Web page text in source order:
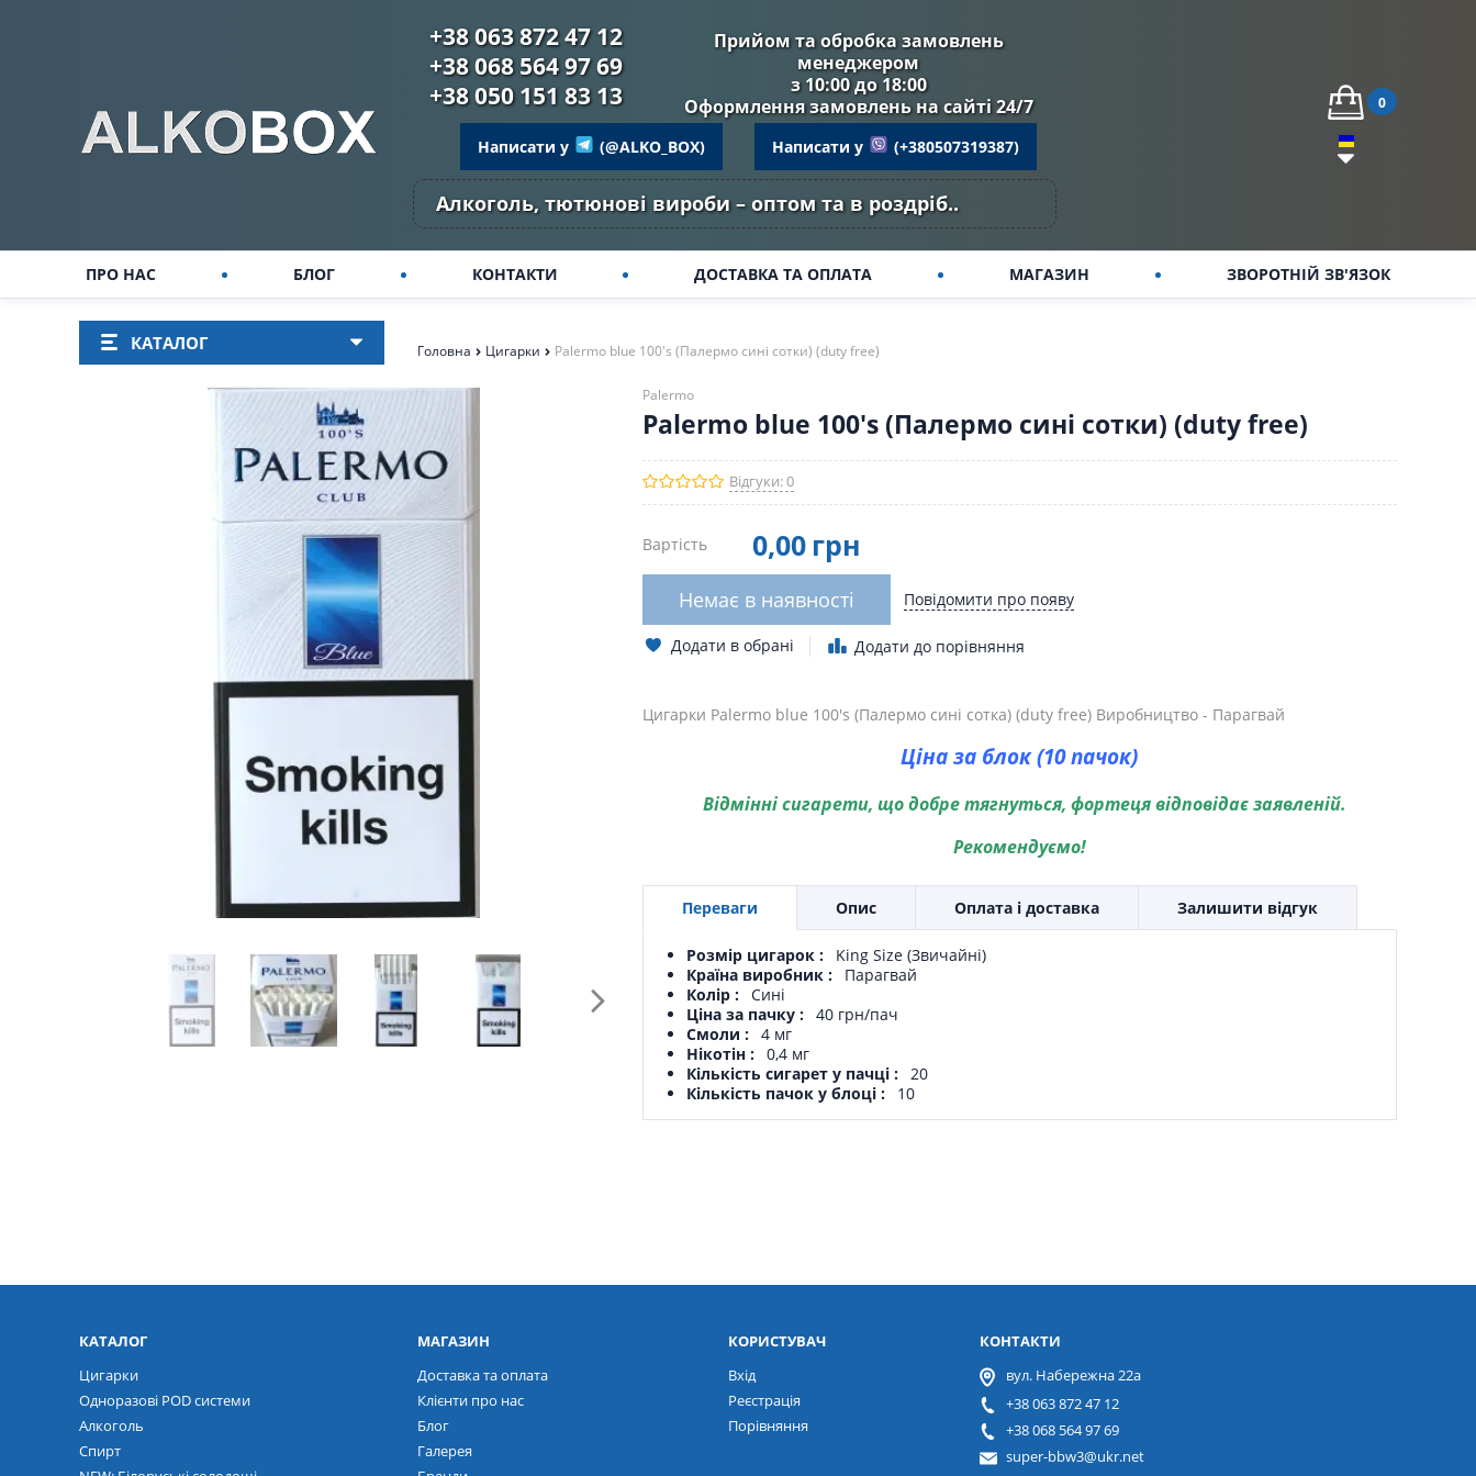
+38 063 872 47 12
+38 068 564 97 69
+38 050 151 83 13
Прийом та обробка замовлень
менеджером
з 10:00 до 18:00
Оформлення замовлень на сайті 24/7
Написати у (@ALKO_BOX) Написати у (+380507319387)
Алкоголь, тютюнові вироби – оптом та в роздріб..
0
ПРО НАС БЛОГ КОНТАКТИ ДОСТАВКА ТА ОПЛАТА МАГАЗИН ЗВОРОТНІЙ ЗВ'ЯЗОК
КАТАЛОГ Головна Цигарки Palermo blue 100's (Палермо сині сотки) (duty free)
Palermo
Palermo blue 100's (Палермо сині сотки) (duty free)
Відгуки: 0
Вартість 0,00 грн
Немає в наявності Повідомити про появу
Додати в обрані Додати до порівняння
Цигарки Palermo blue 100's (Палермо сині сотка) (duty free) Виробництво - Парагвай
Ціна за блок (10 пачок)
Відмінні сигарети, що добре тягнуться, фортеця відповідає заявленій.
Рекомендуємо!
Переваги Опис Оплата і доставка Залишити відгук
Розмір цигарок
King Size (Звичайні)
Країна виробник
Парагвай
Колір
Сині
Ціна за пачку
40 грн/пач
Смоли
4 мг
Нікотін
0,4 мг
Кількість сигарет у пачці
20
Кількість пачок у блоці
10
КАТАЛОГ
Цигарки
Одноразові POD системи
Алкоголь
Спирт
МАГАЗИН
Доставка та оплата
Клієнти про нас
Блог
Галерея
КОРИСТУВАЧ
Вхід
Реєстрація
Порівняння
КОНТАКТИ
вул. Набережна 22а
+38 063 872 47 12
+38 068 564 97 69
super-bbw3@ukr.net